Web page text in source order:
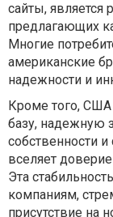
сайты, является
предлагающих
Многие
американские
надежности и
Кроме того,
базу, надежную
собственности
вселяет
Эта
компаниям,
присутствие на